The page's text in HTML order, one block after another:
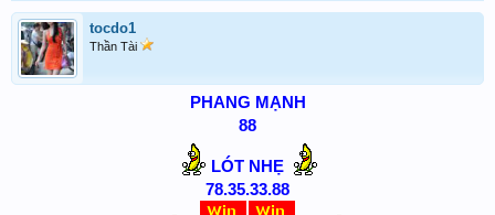
tocdo1
Thần Tài
PHANG MẠNH
88
LÓT NHẸ
78.35.33.88